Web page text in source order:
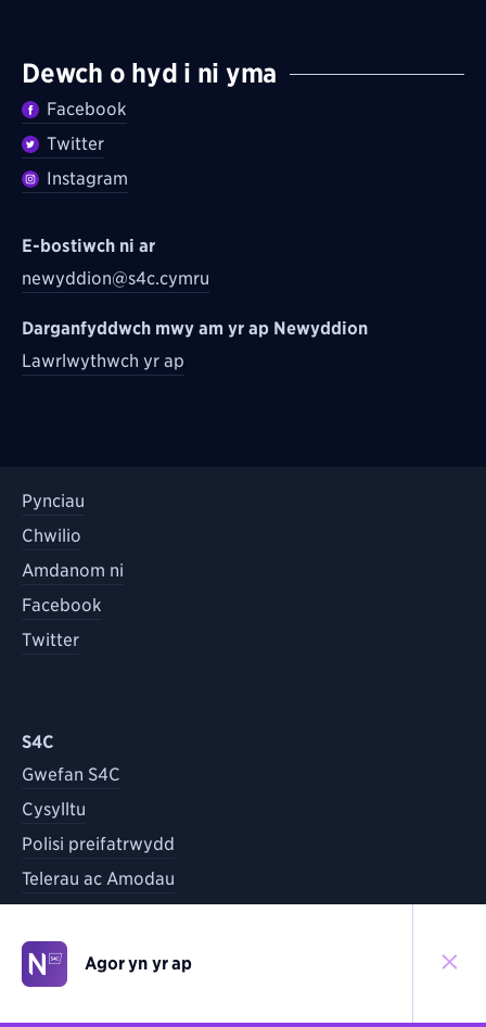
Dewch o hyd i ni yma
Facebook
Twitter
Instagram
E-bostiwch ni ar
newyddion@s4c.cymru
Darganfyddwch mwy am yr ap Newyddion
Lawrlwythwch yr ap
Pynciau
Chwilio
Amdanom ni
Facebook
Twitter
S4C
Gwefan S4C
Cysylltu
Polisi preifatrwydd
Telerau ac Amodau
Yn ôl i'r brig
Agor yn yr ap